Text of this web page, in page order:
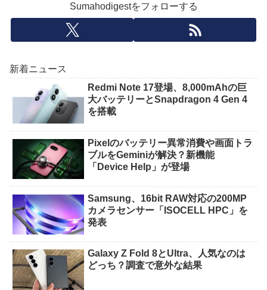
Sumahodigestをフォローする
新着ニュース
Redmi Note 17登場、8,000mAhの巨
大バッテリーとSnapdragon 4 Gen 4
を搭載
Pixelのバッテリー異常消費や画面トラ
ブルをGeminiが解決？新機能
「Device Help」が登場
Samsung、16bit RAW対応の200MP
カメラセンサー「ISOCELL HPC」を
発表
Galaxy Z Fold 8とUltra、人気なのは
どっち？調査で意外な結果